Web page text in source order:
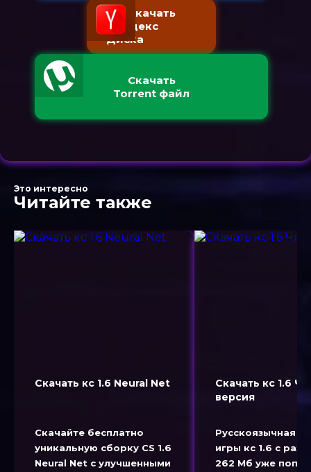
Скачать
с Яндекс
Диска
Скачать
Torrent файл
Это интересно
Читайте также
Скачать кс 1.6 Neural Net
Скачайте бесплатно
уникальную сборку CS 1.6
Neural Net с улучшенными
Скачать кс 1.6
версия
Русскоязычная
игры кс 1.6 с
262 Мб уже